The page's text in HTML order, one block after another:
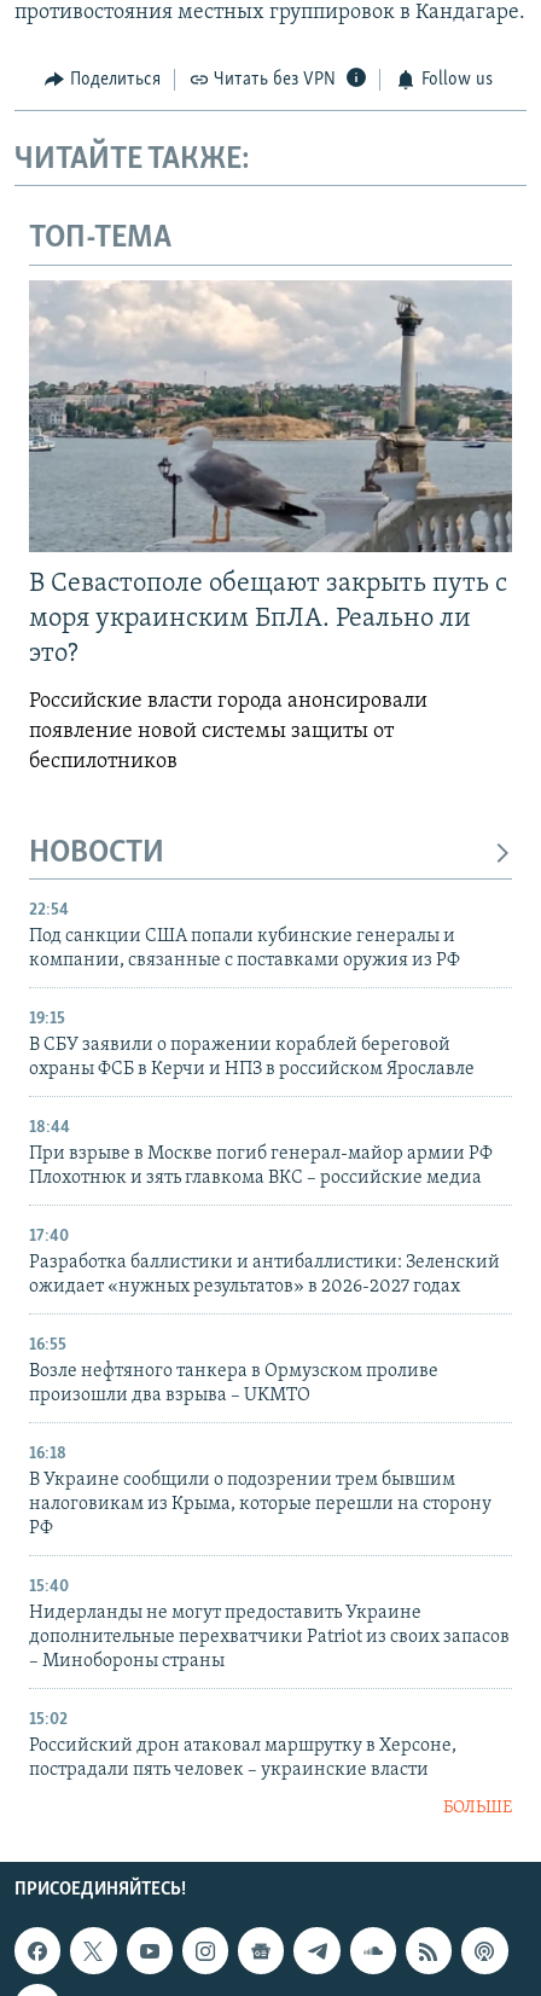
противостояния местных группировок в Кандагаре.
Поделиться Читать без VPN Follow us
ЧИТАЙТЕ ТАКЖЕ:
ТОП-ТЕМА
В Севастополе обещают закрыть путь с
моря украинским БпЛА. Реально ли
это?
Российские власти города анонсировали
появление новой системы защиты от
беспилотников
НОВОСТИ
22:54
Под санкции США попали кубинские генералы и
компании, связанные с поставками оружия из РФ
19:15
В СБУ заявили о поражении кораблей береговой
охраны ФСБ в Керчи и НПЗ в российском Ярославле
18:44
При взрыве в Москве погиб генерал-майор армии РФ
Плохотнюк и зять главкома ВКС – российские медиа
17:40
Разработка баллистики и антибаллистики: Зеленский
ожидает «нужных результатов» в 2026-2027 годах
16:55
Возле нефтяного танкера в Ормузском проливе
произошли два взрыва – UKMTO
16:18
В Украине сообщили о подозрении трем бывшим
налоговикам из Крыма, которые перешли на сторону
РФ
15:40
Нидерланды не могут предоставить Украине
дополнительные перехватчики Patriot из своих запасов
– Минобороны страны
15:02
Российский дрон атаковал маршрутку в Херсоне,
пострадали пять человек – украинские власти
БОЛЬШЕ
ПРИСОЕДИНЯЙТЕСЬ!